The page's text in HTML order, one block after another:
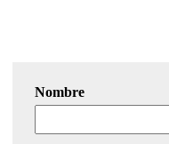
Nombre